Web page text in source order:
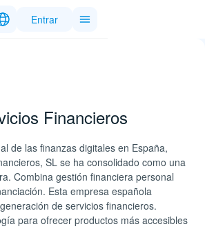
Entrar
Financieros
de las finanzas digitales en España,
SL se ha consolidado como una
Combina gestión financiera personal
Esta empresa española
de servicios financieros.
para ofrecer productos más accesibles